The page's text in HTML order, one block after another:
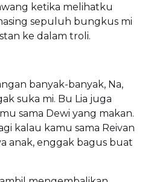
ketika melihatku
sepuluh bungkus mi
ke dalam troli.
banyak-banyak, Na,
suka mi. Bu Lia juga
sama Dewi yang makan.
kalau kamu sama Reivan
anak, enggak bagus buat